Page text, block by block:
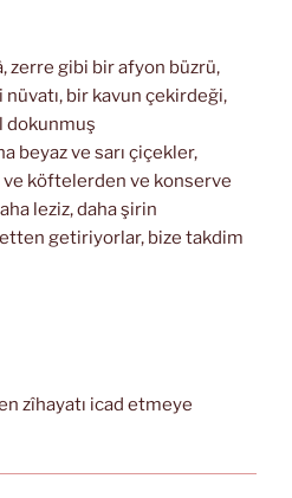
zerre gibi bir afyon büzrü,
bir kavun çekirdeği,
dokunmuş
beyaz ve sarı çiçekler,
köftelerden ve konserve
leziz, daha şirin
getiriyorlar, bize takdim
zîhayatı icad etmeye